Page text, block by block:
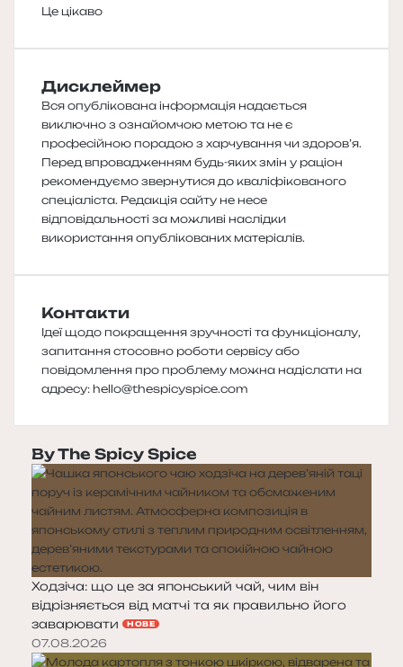
Це цікаво
Дисклеймер
Вся опублікована інформація надається
виключно з ознайомчою метою та не є
професійною порадою з харчування чи здоров’я.
Перед впровадженням будь-яких змін у раціон
рекомендуємо звернутися до кваліфікованого
спеціаліста. Редакція сайту не несе
відповідальності за можливі наслідки
використання опублікованих матеріалів.
Контакти
Ідеї щодо покращення зручності та функціоналу,
запитання стосовно роботи сервісу або
повідомлення про проблему можна надіслати на
адресу: hello@thespicyspice.com
By The Spicy Spice
Ходзіча: що це за японський чай, чим він
відрізняється від матчі та як правильно його
заварювати
НОВЕ
07.08.2026